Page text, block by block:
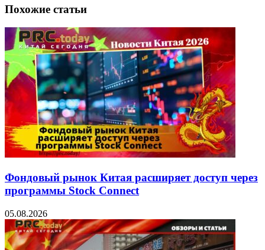
Похожие статьи
Фондовый рынок Китая расширяет доступ через
программы Stock Connect
05.08.2026